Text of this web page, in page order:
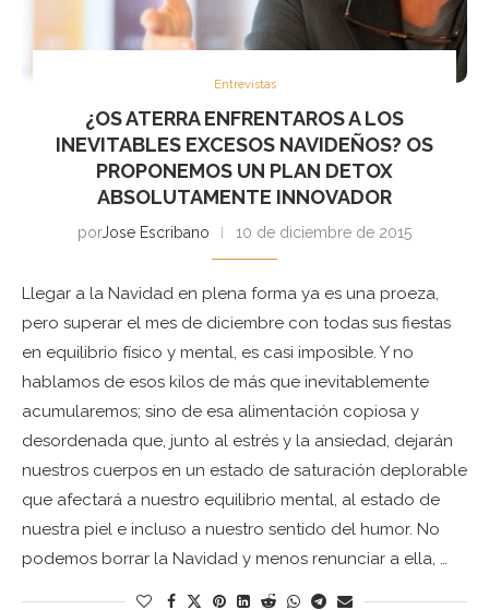
Entrevistas
¿OS ATERRA ENFRENTAROS A LOS
INEVITABLES EXCESOS NAVIDEÑOS? OS
PROPONEMOS UN PLAN DETOX
ABSOLUTAMENTE INNOVADOR
porJose Escribano 10 de diciembre de 2015
Llegar a la Navidad en plena forma ya es una proeza,
pero superar el mes de diciembre con todas sus fiestas
en equilibrio físico y mental, es casi imposible. Y no
hablamos de esos kilos de más que inevitablemente
acumularemos; sino de esa alimentación copiosa y
desordenada que, junto al estrés y la ansiedad, dejarán
nuestros cuerpos en un estado de saturación deplorable
que afectará a nuestro equilibrio mental, al estado de
nuestra piel e incluso a nuestro sentido del humor. No
podemos borrar la Navidad y menos renunciar a ella, …